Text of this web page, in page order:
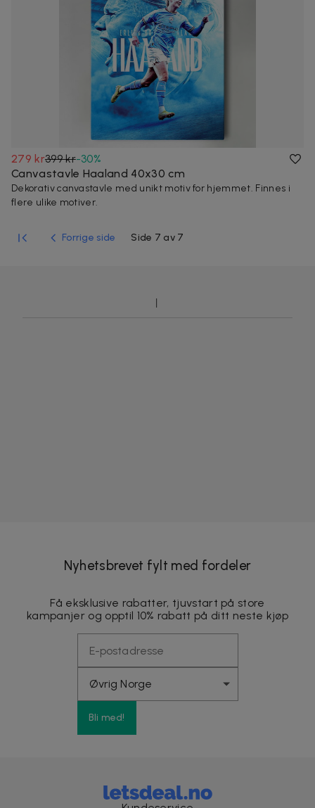
279 kr399 kr-30%
Canvastavle Haaland 40x30 cm
Dekorativ canvastavle med unikt motiv for hjemmet. Finnes i
flere ulike motiver.
Forrige side Side 7 av 7
Nyhetsbrevet fylt med fordeler
Få eksklusive rabatter, tjuvstart på store
kampanjer og opptil 10% rabatt på ditt neste kjøp
Bli med!